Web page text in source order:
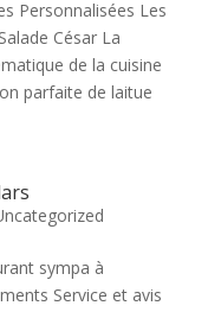
Personnalisées Les
César La
de la cuisine
parfaite de laitue
sympa à
Service et avis